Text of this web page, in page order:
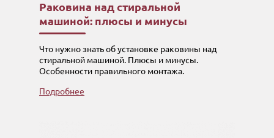
Раковина над стиральной
машиной: плюсы и минусы
Что нужно знать об установке раковины над
стиральной машиной. Плюсы и минусы.
Особенности правильного монтажа.
Подробнее